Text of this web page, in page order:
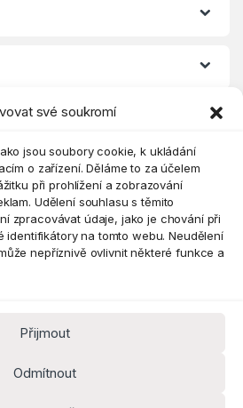
své soukromí
jsou soubory cookie, k ukládání
o zařízení. Děláme to za účelem
při prohlížení a zobrazování
Udělení souhlasu s těmito
zpracovávat údaje, jako je chování při
identifikátory na tomto webu. Neudělení
nepříznivě ovlivnit některé funkce a
Přijmout
Odmítnout
Kontaktujte nás
k.cz